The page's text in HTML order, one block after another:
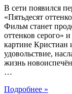
В сети появился
«Пятьдесят
Фильм станет
оттенков серого»
картине Кристиан
удовольствие,
жизнь
…
Подробнее »